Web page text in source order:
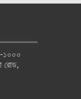
১০০০
রোড,